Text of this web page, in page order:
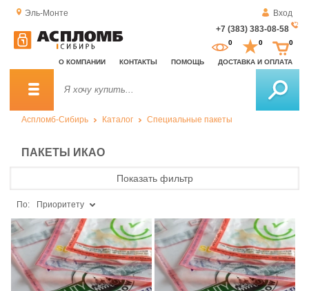
Эль-Монте
Вход
+7 (383) 383-08-58
О КОМПАНИИ КОНТАКТЫ ПОМОЩЬ ДОСТАВКА И ОПЛАТА
0 0 0
Аспломб-Сибирь Каталог Специальные пакеты
ПАКЕТЫ ИКАО
Показать фильтр
По: Приоритету